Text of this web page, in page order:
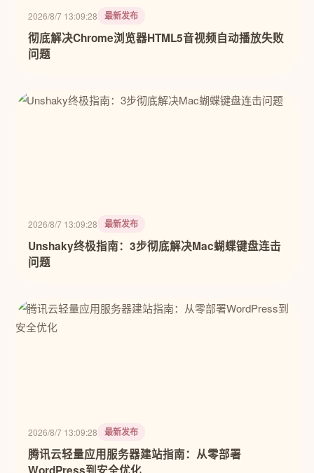
2026/8/7 13:09:28 最新发布
彻底解决Chrome浏览器HTML5音视频自动播放失败
问题
2026/8/7 13:09:28 最新发布
Unshaky终极指南：3步彻底解决Mac蝴蝶键盘连击
问题
2026/8/7 13:09:28 最新发布
腾讯云轻量应用服务器建站指南：从零部署